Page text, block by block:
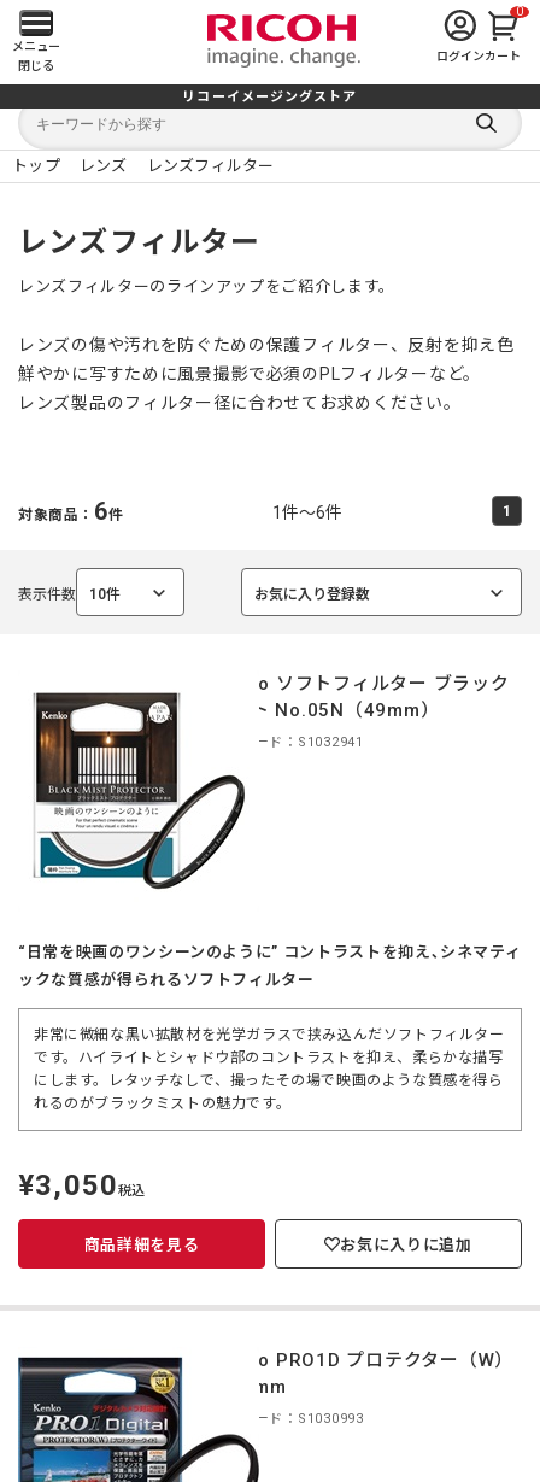
メ
イ
ン
メ
ニ
ュ
ー
を
メニュー
閉じる
ログイン
0
カート
リコーイメージングストア
キ
ワ
ー
キ
検
索
る
トップ レンズ レンズフィルター
レンズフィルター
レンズフィルターのラインアップをご紹介します。
レンズの傷や汚れを防ぐための保護フィルター、反射を抑え色
鮮やかに写すために風景撮影で必須のPLフィルターなど。
レンズ製品のフィルター径に合わせてお求めください。
対象商品： 6件 1件～6件 1
表示件数 10件
選
お気に入り登録数
選
Kenko ソフトフィルター ブラック
ミスト No.05N（49mm）
商品コード：S1032941
“日常を映画のワンシーンのように” コントラストを抑え､シネマティ
ックな質感が得られるソフトフィルター
非常に微細な黒い拡散材を光学ガラスで挟み込んだソフトフィルター
です。ハイライトとシャドウ部のコントラストを抑え、柔らかな描写
にします。レタッチなしで、撮ったその場で映画のような質感を得ら
れるのがブラックミストの魅力です。
定
価
¥3,050税込
商品詳細を見る お気に入りに追加
Kenko PRO1D プロテクター（W）
40.5mm
商品コード：S1030993